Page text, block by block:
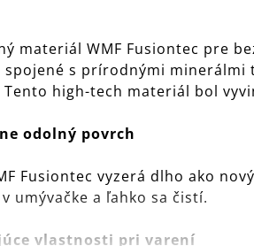
materiál WMF Fusiontec pre
spojené s prírodnými minerálmi
Tento high-tech materiál bol
odolný povrch
Fusiontec vyzerá dlho ako
umývačke a ľahko sa čistí.
vlastnosti pri varení